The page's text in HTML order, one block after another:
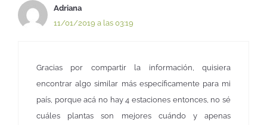
Adriana
11/01/2019 a las 03:19
Gracias por compartir la información, quisiera
encontrar algo similar más específicamente para mi
país, porque acá no hay 4 estaciones entonces, no sé
cuáles plantas son mejores cuándo y apenas